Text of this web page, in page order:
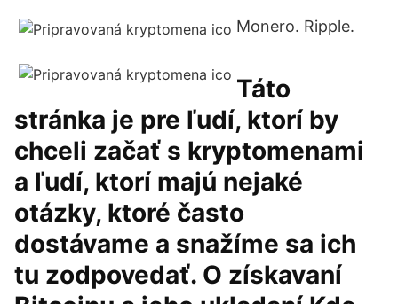
Monero. Ripple.
Táto
stránka je pre ľudí, ktorí by
chceli začať s kryptomenami
a ľudí, ktorí majú nejaké
otázky, ktoré často
dostávame a snažíme sa ich
tu zodpovedať. O získavaní